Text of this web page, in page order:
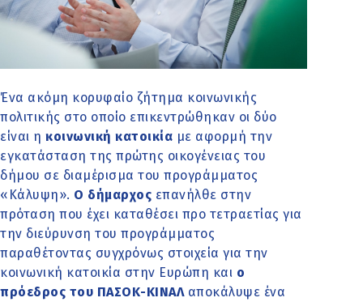
Ένα ακόμη κορυφαίο ζήτημα κοινωνικής
πολιτικής στο οποίο επικεντρώθηκαν οι δύο
είναι η κοινωνική κατοικία με αφορμή την
εγκατάσταση της πρώτης οικογένειας του
δήμου σε διαμέρισμα του προγράμματος
«Κάλυψη». Ο δήμαρχος επανήλθε στην
πρόταση που έχει καταθέσει προ τετραετίας για
την διεύρυνση του προγράμματος
παραθέτοντας συγχρόνως στοιχεία για την
κοινωνική κατοικία στην Ευρώπη και ο
πρόεδρος του ΠΑΣΟΚ-ΚΙΝΑΛαποκάλυψε ένα